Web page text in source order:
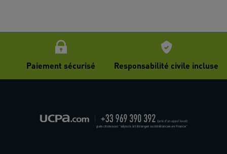
Paiement sécurisé Responsabilité civile incluse